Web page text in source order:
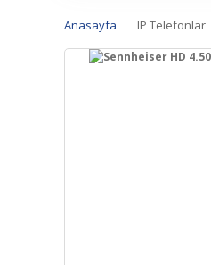
Anasayfa IP Telefonlar